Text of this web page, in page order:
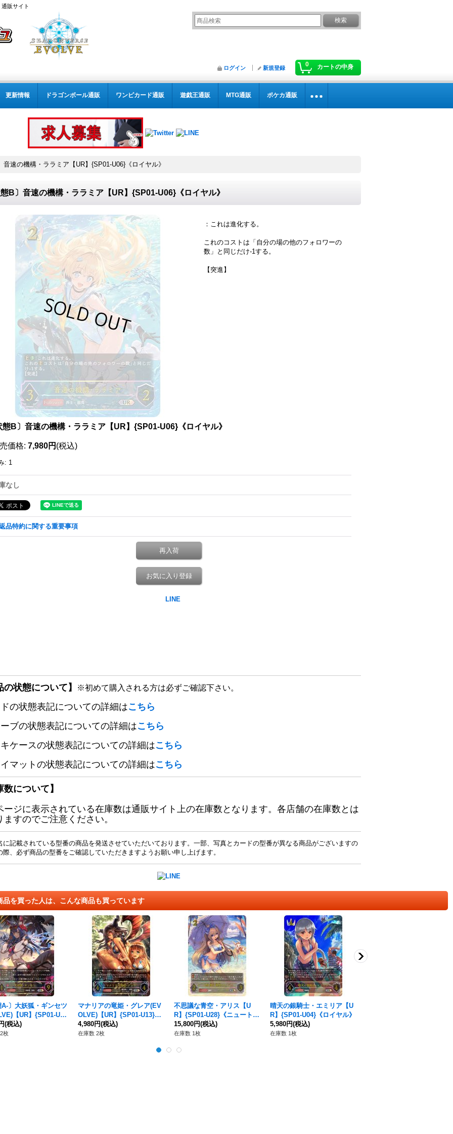
販サイト
0 カートの中身
ログイン 新規登録
更新情報 ドラゴンボール通販 ワンピカード通販 遊戯王通販 MTG通販 ポケカ通販
音速の機構・ララミア【UR】{SP01-U06}《ロイヤル》
B〕音速の機構・ララミア【UR】{SP01-U06}《ロイヤル》
：これは進化する。
これのコストは「自分の場の他のフォロワーの
数」と同じだけ-1する。
【突進】
態B〕音速の機構・ララミア【UR】{SP01-U06}《ロイヤル》
価格: 7,980円 (税込)
: 1
なし
品特約に関する重要事項
再入荷
お気に入り登録
の状態について】 ※初めて購入される方は必ずご確認下さい。
の状態表記についての詳細はこちら
ブの状態表記についての詳細はこちら
ケースの状態表記についての詳細はこちら
マットの状態表記についての詳細はこちら
数について】
ージに表示されている在庫数は通販サイト上の在庫数となります。各店舗の在庫数とは
ますのでご注意ください。
記載されている型番の商品を発送させていただいております。一部、写真とカードの型番が異なる商品がございますの
際、必ず商品の型番をご確認していただきますようお願い申し上げます。
品を買った人は、こんな商品も買っています
〕大妖狐・ギンセツ
【UR】{SP01-U2
トメア》
(税込)
枚
マナリアの竜姫・グレア(EV
OLVE)【UR】{SP01-U13}
《ウィッチ》
4,980円(税込)
在庫数 2枚
不思議な青空・アリス【U
R】{SP01-U28}《ニュートラ
ル》
15,800円(税込)
在庫数 1枚
晴天の銀騎士・エミリア【U
R】{SP01-U04}《ロイヤル》
5,980円(税込)
在庫数 1枚